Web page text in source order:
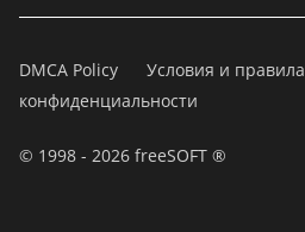
DMCA Policy Условия и правила
конфиденциальности
© 1998 - 2026 freeSOFT ®